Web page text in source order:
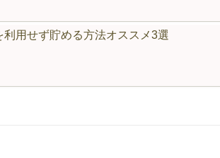
用せず貯める方法オススメ3選